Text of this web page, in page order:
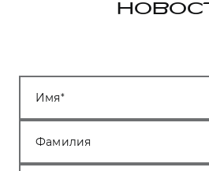
Имя
Фамилия